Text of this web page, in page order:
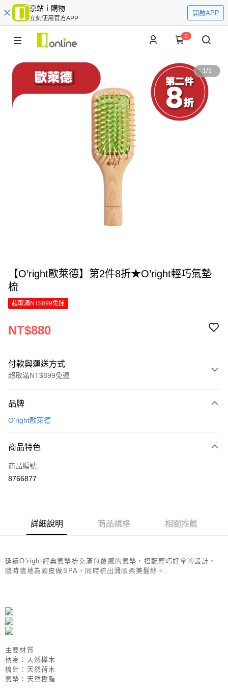
京站ｉ購物
立刻使用官方APP
開啟APP
0
1/1
【O’right歐萊德】第2件8折★O’right輕巧氣墊
梳
超取滿NT$899免運
NT$880
付款與運送方式
超取滿NT$899免運
信用卡一次付款
Apple Pay
街口支付
全盈+PAY
【大哥付你分期使用說明】
1.本服務由台灣大哥大提供，台灣大哥大用戶可立即使用無須另外申請。
3.實際核准額度、可分期數及費用金額請依後續交易確認頁面所載為準。
4.訂單成立30分鐘內，如未前往確認交易或遇審核未通過，訂單將自動取
消。如遇「轉專審核」未通過狀況，表示未達大哥付你分期系統評分，恕無
【繳款方式說明】
1.分期款項不併入電信帳單，「大哥付你分期」於每月結算日後寄送繳費提
醒簡訊。
2.透過簡訊連結打開帳單後，可選擇「超商條碼／台灣大直營門市／銀行轉
AFTEE先享後付
便利好安心！
１．簡單：不需註冊會員、不需綁卡、不需儲值。
２．便利：只要手機號碼，簡訊認證，即可結帳。
【「AFTEE先享後付」結帳流程】
１．於結帳方式選擇「AFTEE先享後付」後，將跳轉至「AFTEE先享後付」
結帳頁面，進行簡訊認證並確認金額後，即可完成結帳。
運送方式
付款後全家取貨
每筆NT$70，滿NT$899(含以上)免運費
付款後7-11取貨
品牌
O'right歐萊德
商品特色
商品編號
8766877
詳細說明 商品規格 相關推薦
延續O'right經典氣墊梳充滿包覆感的氣墊，搭配輕巧好拿的設計，
隨時隨地為頭皮做SPA，同時梳出滑順柔美髮絲。
主要材質
柄身：天然櫸木
梳針：天然荷木
氣墊：天然樹脂